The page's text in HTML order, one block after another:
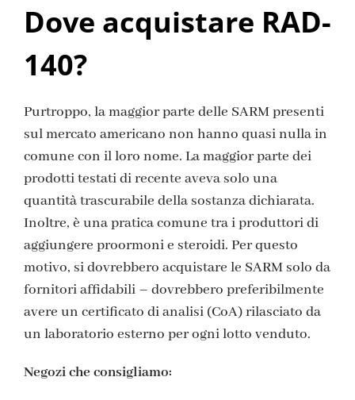
Dove acquistare RAD-
140?
Purtroppo, la maggior parte delle SARM presenti
sul mercato americano non hanno quasi nulla in
comune con il loro nome. La maggior parte dei
prodotti testati di recente aveva solo una
quantità trascurabile della sostanza dichiarata.
Inoltre, è una pratica comune tra i produttori di
aggiungere proormoni e steroidi. Per questo
motivo, si dovrebbero acquistare le SARM solo da
fornitori affidabili – dovrebbero preferibilmente
avere un certificato di analisi (CoA) rilasciato da
un laboratorio esterno per ogni lotto venduto.
Negozi che consigliamo: